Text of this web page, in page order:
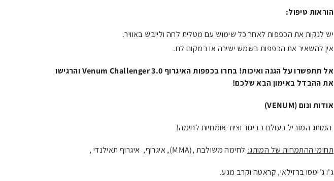
הוראות טיפול:
יש לנקות את הכפפות לאחר כל שימוש עם מטלית לחה ולייבש באוויר.
אין להשאיר את הכפפות בשמש ישירה או במקום לח.
אל תתפשרו על הגנה ואיכות! בחרו בכפפות האיגרוף Venum Challenger 3.0 והרגישו
את ההבדל באימון הבא שלכם!
אודות ונום (VENUM)
המותג המוביל בעולם בביגוד וציוד אומנויות לחימה!
תחומי ההתמחות של המותג: לחימה משולבת ,(MMA), איגרוף, איגרוף תאילנדי ,
ג'ו ג'יטסו ברזילאי, קראטה וקרב מגע.